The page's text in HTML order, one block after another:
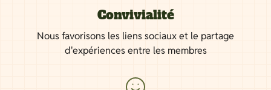
Convivialité
Nous favorisons les liens sociaux et le partage
d'expériences entre les membres